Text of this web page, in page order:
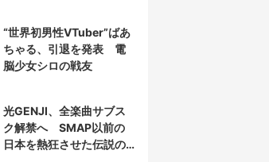
“世界初男性VTuber”ばあ
ちゃる、引退を発表 電
脳少女シロの戦友
光GENJI、全楽曲サブス
ク解禁へ SMAP以前の
日本を熱狂させた伝説の